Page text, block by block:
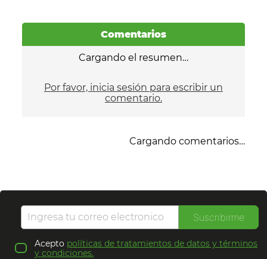
Comentarios
Cargando el resumen…
Por favor, inicia sesión para escribir un
comentario.
Cargando comentarios…
Suscribirme
Acepto políticas de tratamientos de datos y términos
y condiciones.